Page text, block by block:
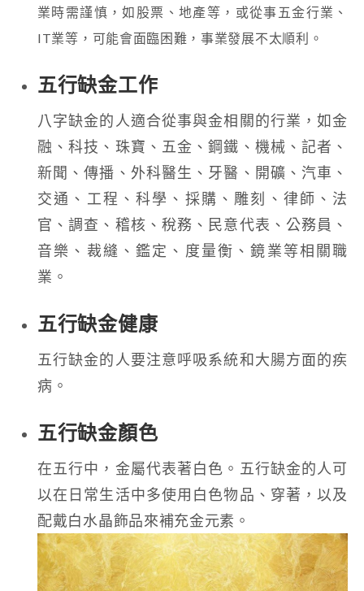
業時需謹慎，如股票、地產等，或從事五金行業、
IT業等，可能會面臨困難，事業發展不太順利。
五行缺金工作
八字缺金的人適合從事與金相關的行業，如金
融、科技、珠寶、五金、鋼鐵、機械、記者、
新聞、傳播、外科醫生、牙醫、開礦、汽車、
交通、工程、科學、採購、雕刻、律師、法
官、調查、稽核、稅務、民意代表、公務員、
音樂、裁縫、鑑定、度量衡、鏡業等相關職
業。
五行缺金健康
五行缺金的人要注意呼吸系統和大腸方面的疾
病。
五行缺金顏色
在五行中，金屬代表著白色。五行缺金的人可
以在日常生活中多使用白色物品、穿著，以及
配戴白水晶飾品來補充金元素。